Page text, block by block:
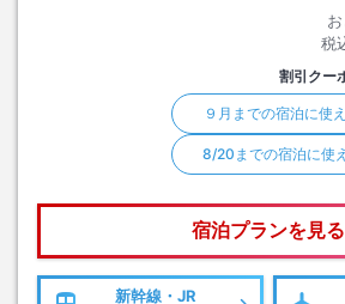
税
割引クー
９月までの宿泊に使
8/20までの宿泊に使
宿泊プランを見る
新幹線・JR